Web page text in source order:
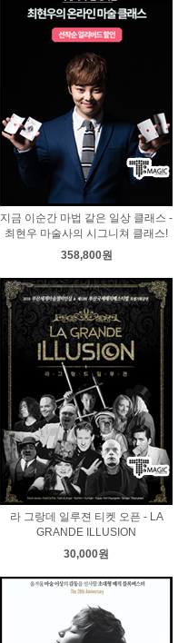
지금 이순간 마법 같은 일상 클래스 -
최현우 마술사의 시그니쳐 클래스!
358,800원
라 그랑데 일루젼 티켓 오픈 - LA
GRANDE ILLUSION
30,000원